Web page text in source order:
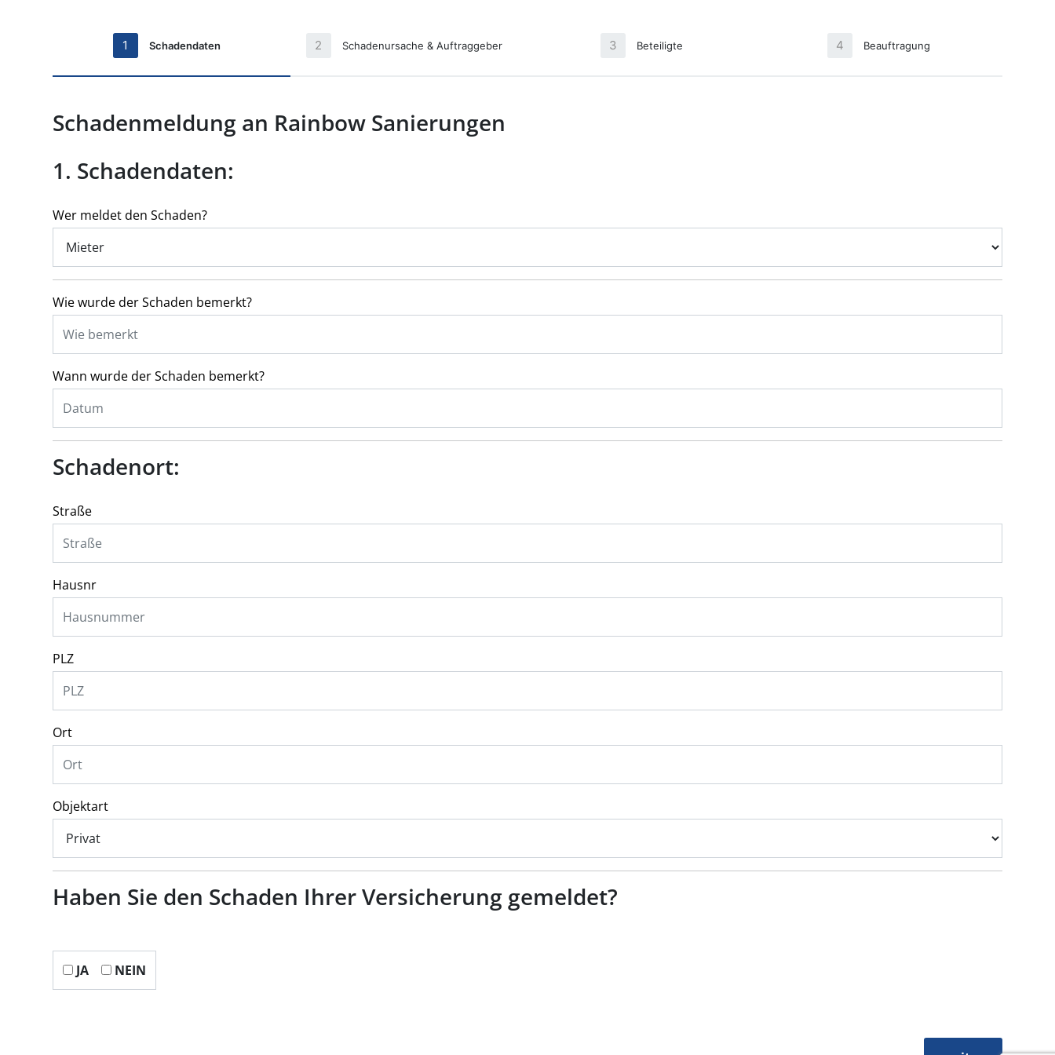
1 Schadendaten 2 Schadenursache & Auftraggeber 3 Beteiligte 4 Beauftragung
Schadenmeldung an Rainbow Sanierungen
1. Schadendaten:
Wer meldet den Schaden?
Wie wurde der Schaden bemerkt?
Wann wurde der Schaden bemerkt?
Schadenort:
Straße
Hausnr
PLZ
Ort
Objektart
Haben Sie den Schaden Ihrer Versicherung gemeldet?
JA NEIN